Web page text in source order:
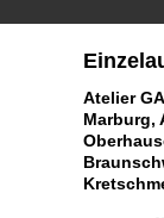
Atelier
Marburg,